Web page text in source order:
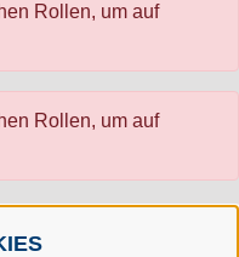
Rollen, um auf
Rollen, um auf